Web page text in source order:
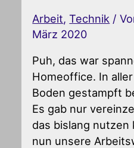
Arbeit,Technik /
März 2020
Puh, das war
Homeoffice. In
Boden gestampft
Es gab nur
das bislang
nun unsere